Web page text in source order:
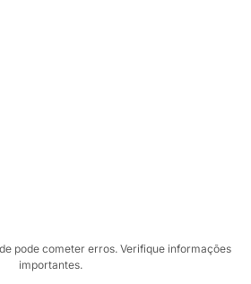
pode cometer erros. Verifique informações
importantes.